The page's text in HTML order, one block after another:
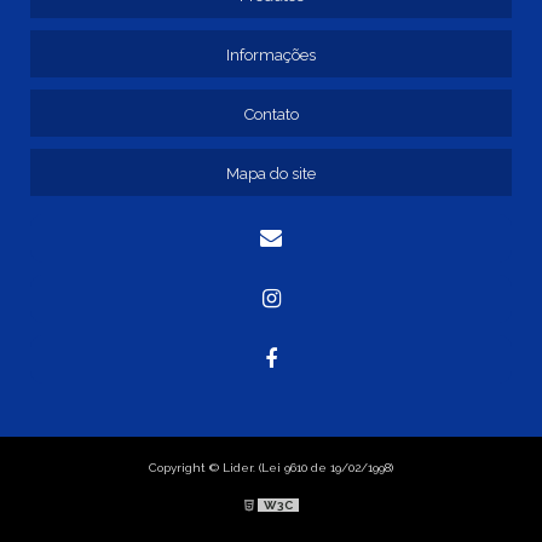
FORNECEDOR DE AUTO PEÇAS PARA CAMINHÃO
Informações
Contato
Mapa do site
Copyright © Lider. (Lei 9610 de 19/02/1998)
W3C